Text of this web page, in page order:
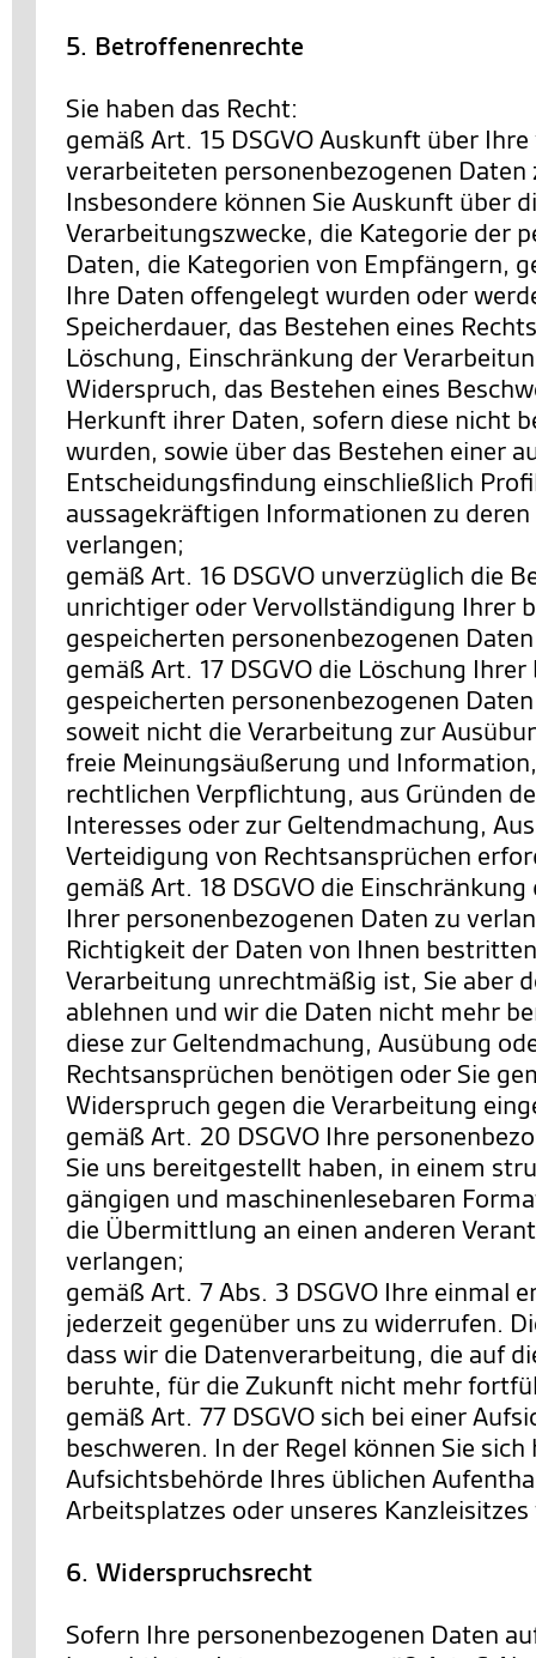
5. Betroffenenrechte
Sie haben das Recht:
gemäß Art. 15 DSGVO Auskunft über
verarbeiteten personenbezogenen Daten
Insbesondere können Sie Auskunft über
Verarbeitungszwecke, die Kategorie der
Daten, die Kategorien von Empfängern,
Ihre Daten offengelegt wurden oder
Speicherdauer, das Bestehen eines
Löschung, Einschränkung der
Widerspruch, das Bestehen eines
Herkunft ihrer Daten, sofern diese nicht
wurden, sowie über das Bestehen einer
Entscheidungsfindung einschließlich
aussagekräftigen Informationen zu
verlangen;
gemäß Art. 16 DSGVO unverzüglich die
unrichtiger oder Vervollständigung Ihrer
gespeicherten personenbezogenen
gemäß Art. 17 DSGVO die Löschung Ihrer
gespeicherten personenbezogenen
soweit nicht die Verarbeitung zur
freie Meinungsäußerung und
rechtlichen Verpflichtung, aus Gründen
Interesses oder zur Geltendmachung,
Verteidigung von Rechtsansprüchen
gemäß Art. 18 DSGVO die
Ihrer personenbezogenen Daten zu
Richtigkeit der Daten von Ihnen
Verarbeitung unrechtmäßig ist, Sie aber
ablehnen und wir die Daten nicht mehr
diese zur Geltendmachung, Ausübung
Rechtsansprüchen benötigen oder Sie
Widerspruch gegen die Verarbeitung
gemäß Art. 20 DSGVO Ihre
Sie uns bereitgestellt haben, in einem
gängigen und maschinenlesebaren
die Übermittlung an einen anderen
verlangen;
gemäß Art. 7 Abs. 3 DSGVO Ihre einmal
jederzeit gegenüber uns zu widerrufen.
dass wir die Datenverarbeitung, die auf
beruhte, für die Zukunft nicht mehr
gemäß Art. 77 DSGVO sich bei einer
beschweren. In der Regel können Sie
Aufsichtsbehörde Ihres üblichen
Arbeitsplatzes oder unseres
6. Widerspruchsrecht
Sofern Ihre personenbezogenen Daten